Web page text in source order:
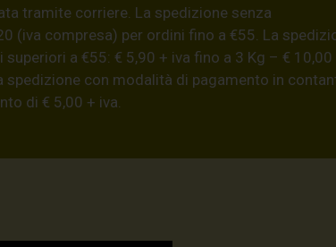
tramite corriere. La spedizione senza
(iva compresa) per ordini fino a €55. La
a €55: € 5,90 + iva fino a 3 Kg – € 10,00
spedizione con modalità di pagamento in
di € 5,00 + iva.